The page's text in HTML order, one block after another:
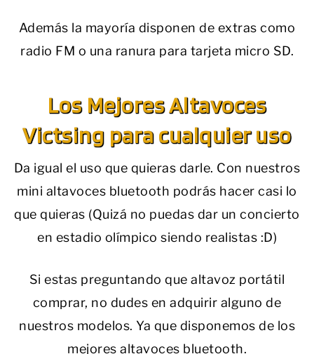
Además la mayoría disponen de extras como
radio FM o una ranura para tarjeta micro SD.
Los Mejores Altavoces
Victsing para cualquier uso
Da igual el uso que quieras darle. Con nuestros
mini altavoces bluetooth podrás hacer casi lo
que quieras (Quizá no puedas dar un concierto
en estadio olímpico siendo realistas :D)
Si estas preguntando que altavoz portátil
comprar, no dudes en adquirir alguno de
nuestros modelos. Ya que disponemos de los
mejores altavoces bluetooth.